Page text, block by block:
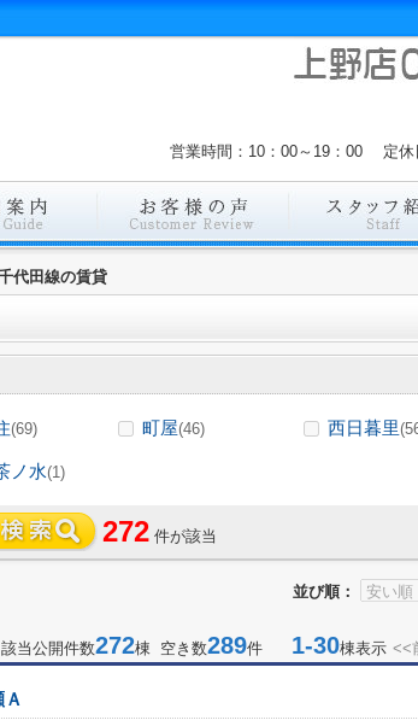
営業時間：10：00～19：00 定休
代田線の賃貸
(69) 町屋(46) 西日暮里
ノ水(1)
272 件が該当
並び順：
該当公開件数272棟 空き数289件 1-30棟表示 <<